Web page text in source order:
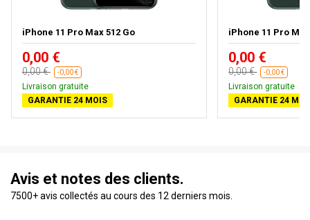
iPhone 11 Pro Max 512 Go
0,00 €
0,00 € -0,00 €
Livraison gratuite
GARANTIE 24 MOIS
iPhone 11 Pro
0,00 €
0,00 € -0,00 €
Livraison gratuite
GARANTIE 24
Avis et notes des clients.
7500+ avis collectés au cours des 12 derniers mois.